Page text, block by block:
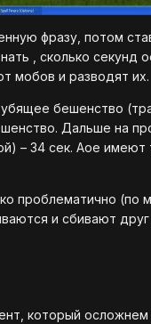
фразу, потом
, сколько
мобов и разводят их.
бешенство
Дальше на
– 34 сек. Аое
проблематично (по
и сбивают
который